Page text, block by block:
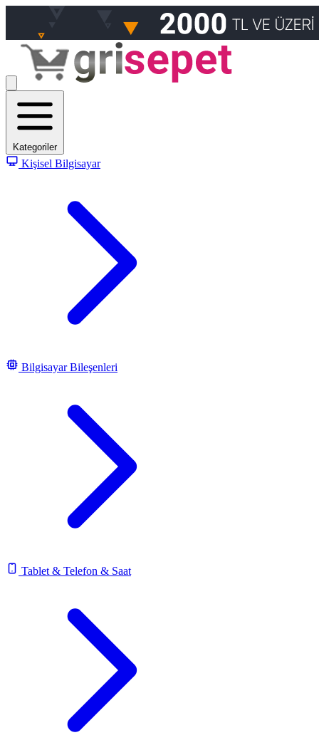
Kategoriler
Kişisel Bilgisayar
Bilgisayar Bileşenleri
Tablet & Telefon & Saat